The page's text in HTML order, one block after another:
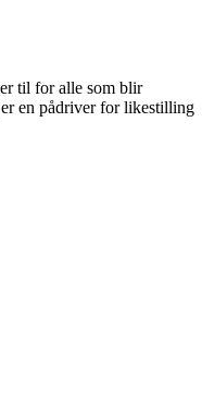
til for alle som blir
en pådriver for likestilling